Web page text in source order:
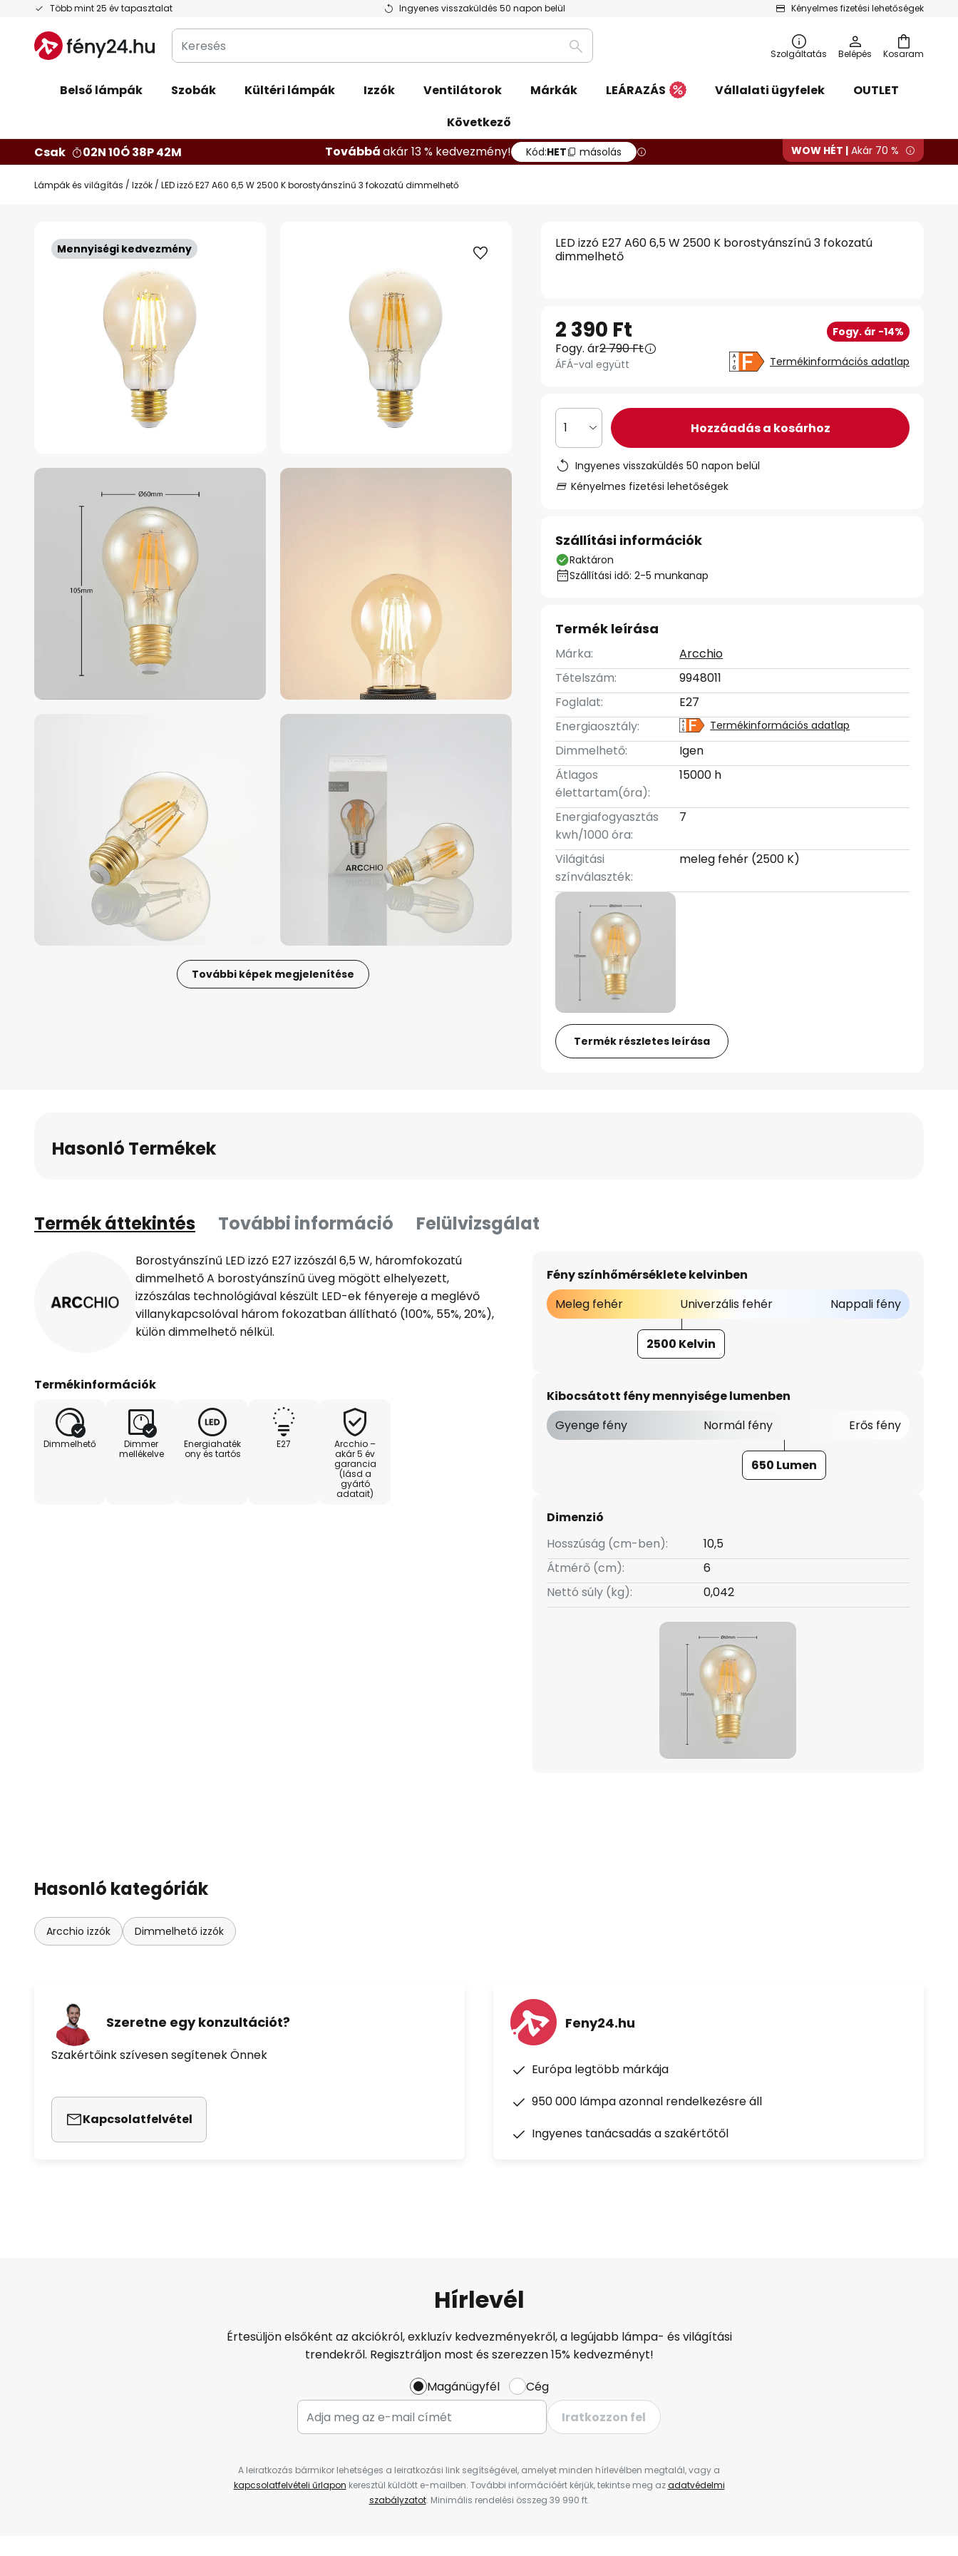
Több mint 25 év tapasztalat Ingyenes visszaküldés 50 napon belül Kényelmes fizetési lehetőségek
Ugrás
tartalomhoz
Kosaram
Keresés
Keresés
Szolgáltatás Belépés
Belső lámpák Szobák Kültéri lámpák Izzók Ventilátorok Márkák LEÁRAZÁS Vállalati ügyfelek
OUTLET
Következő
Csak
02N 10Ó 38P 41M Továbbáakár 13 % kedvezmény! Kód:HET másolás WOW HÉT | Akár 70 %
Lámpák és világítás Izzók LED izzó E27 A60 6,5 W 2500 K borostyánszínű 3 fokozatú dimmelhető
Mennyiségi kedvezmény
További képek megjelenítése
LED izzó E27 A60 6,5 W 2500 K borostyánszínű 3 fokozatú
dimmelhető
2 390 Ft Fogy. ár -14%
Fogy. ár2 790 Ft
ÁFÁ-val együtt Termékinformációs adatlap
1 Hozzáadás a kosárhoz
Ingyenes visszaküldés 50 napon belül
Kényelmes fizetési lehetőségek
Szállítási információk
Raktáron
Szállítási idő: 2-5 munkanap
Termék leírása
Márka:
Arcchio
Tételszám:
9948011
Foglalat:
E27
Energiaosztály:
Termékinformációs adatlap
Dimmelhető:
Igen
Átlagos
élettartam(óra):
15000 h
Energiafogyasztás
kwh/1000 óra:
7
Világitási
színválaszték:
meleg fehér (2500 K)
Termék részletes leírása
Hasonló Termékek
Termék áttekintés További információ Felülvizsgálat
Borostyánszínű LED izzó E27 izzószál 6,5 W, háromfokozatú
dimmelhető A borostyánszínű üveg mögött elhelyezett,
izzószálas technológiával készült LED-ek fényereje a meglévő
villanykapcsolóval három fokozatban állítható (100%, 55%, 20%),
külön dimmelhető nélkül.
Termékinformációk
Dimmelhető
Dimmer
mellékelve
Energiahaték
ony és tartós
E27
Arcchio –
akár 5 év
garancia
(lásd a
gyártó
adatait)
Fény színhőmérséklete kelvinben
Meleg fehér
Univerzális fehér Nappali fény
2500 Kelvin
Kibocsátott fény mennyisége lumenben
Gyenge fény
Normál fény Erős fény
650 Lumen
Dimenzió
Hosszúság (cm-ben):
10,5
Átmérő (cm):
6
Nettó súly (kg):
0,042
Hasonló kategóriák
Arcchio izzók Dimmelhető izzók
Szeretne egy konzultációt?
Szakértőink szívesen segítenek Önnek
Kapcsolatfelvétel
Feny24.hu
Európa legtöbb márkája
950 000 lámpa azonnal rendelkezésre áll
Ingyenes tanácsadás a szakértőtől
Hírlevél
Értesüljön elsőként az akciókról, exkluzív kedvezményekről, a legújabb lámpa- és világítási
trendekről. Regisztráljon most és szerezzen 15% kedvezményt!
Magánügyfél
Cég
Iratkozzon fel
A leiratkozás bármikor lehetséges a leiratkozási link segítségével, amelyet minden hírlevélben megtalál, vagy a
kapcsolatfelvételi űrlapon keresztül küldött e-mailben. További információért kérjük, tekintse meg azadatvédelmi
szabályzatot. Minimális rendelési összeg 39 990 ft.